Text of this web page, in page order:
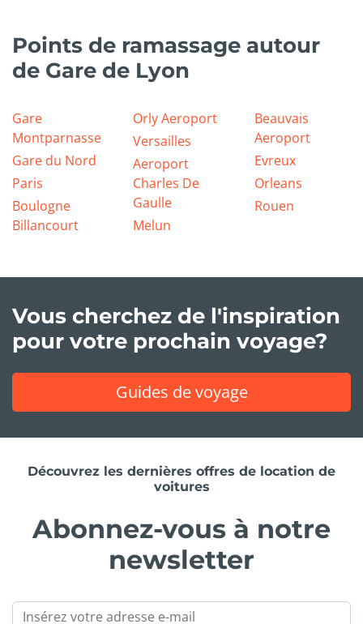
Points de ramassage autour
de Gare de Lyon
Gare
Montparnasse
Gare du Nord
Paris
Boulogne
Billancourt
Orly Aeroport
Versailles
Aeroport
Charles De
Gaulle
Melun
Beauvais
Aeroport
Evreux
Orleans
Rouen
Vous cherchez de l'inspiration
pour votre prochain voyage?
Guides de voyage
Découvrez les dernières offres de location de
voitures
Abonnez-vous à notre
newsletter
Email